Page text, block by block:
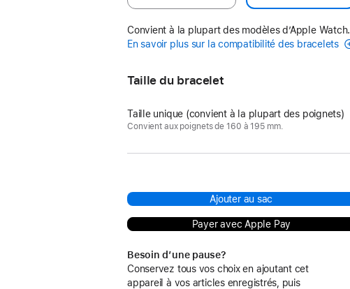
Convient à la plupart des modèles d’Apple Watch.
En savoir plus sur la compatibilité des bracelets
Taille du bracelet
Taille unique (convient à la plupart des poignets)
Convient aux poignets de 160 à 195 mm.
Ajouter au sac
Payer avec Apple Pay
Besoin d’une pause?
Conservez tous vos choix en ajoutant cet
appareil à vos articles enregistrés, puis